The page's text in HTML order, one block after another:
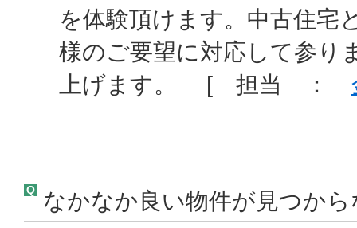
を体験頂けます。中古住宅
様のご要望に対応して参り
上げます。 [ 担当 ：
Q なかなか良い物件が見つか